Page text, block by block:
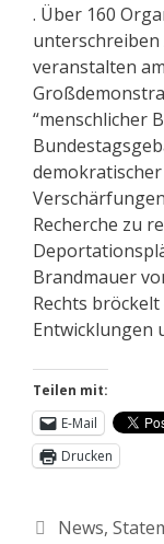
. Über 160
unterschreiben
veranstalten
“menschlicher
Recherche zu
Brandmauer
Rechts
Entwicklungen
Teilen mit:
E-Mail
Drucken
News,